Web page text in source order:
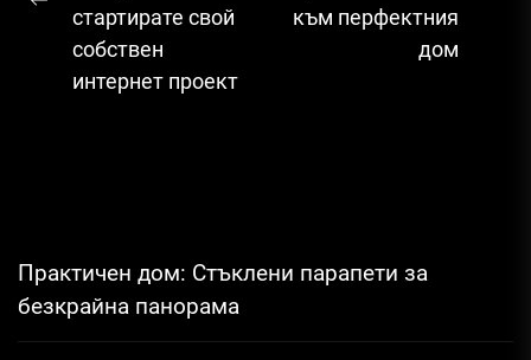
Previous
post:
стартирате свой
собствен
интернет проект
към перфектния
дом
Практичен дом: Стъклени парапети за
безкрайна панорама